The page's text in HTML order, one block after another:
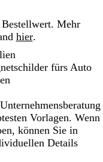
Mehr
hier.
fürs Auto
Vorlagen. Wenn
können Sie in
Details